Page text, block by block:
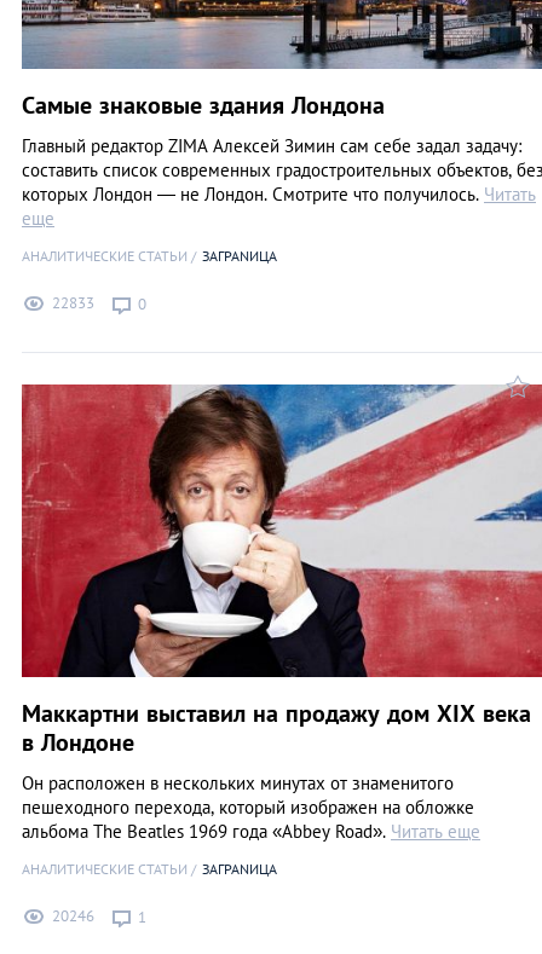
Самые знаковые здания Лондона
Главный редактор ZIMA Алексей Зимин сам себе задал задачу:
составить список современных градостроительных объектов,
которых Лондон — не Лондон. Смотрите что получилось. Читать
еще
АНАЛИТИЧЕСКИЕ СТАТЬИ ЗАГРАNИЦА
22833 0
Маккартни выставил на продажу дом ХIX века
в Лондоне
Он расположен в нескольких минутах от знаменитого
пешеходного перехода, который изображен на обложке
альбома The Beatles 1969 года «Abbey Road». Читать еще
АНАЛИТИЧЕСКИЕ СТАТЬИ ЗАГРАNИЦА
20246 1